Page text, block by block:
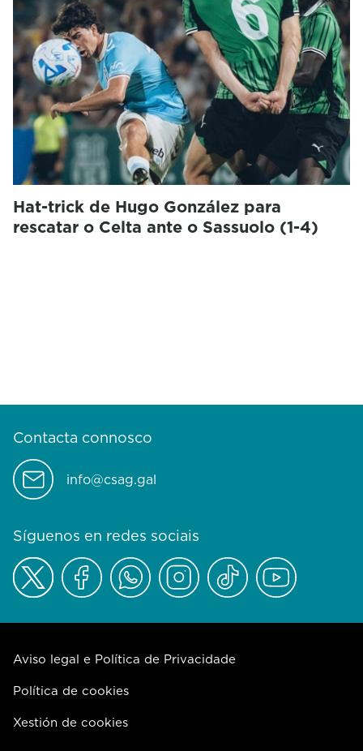
Hat-trick de Hugo González para
rescatar o Celta ante o Sassuolo (1-4)
Contacta connosco
info@csag.gal
Síguenos en redes sociais
Aviso legal e Política de Privacidade
Política de cookies
Xestión de cookies